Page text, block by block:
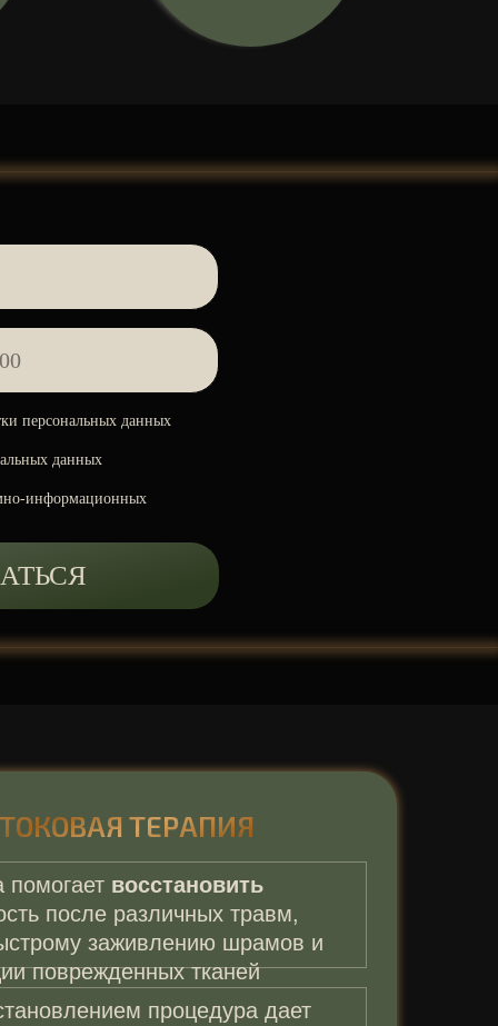
персональных данных
данных
информационных
ТЕРАПИЯ
помогает восстановить
после различных травм,
заживлению шрамов и
поврежденных тканей
процедура дает